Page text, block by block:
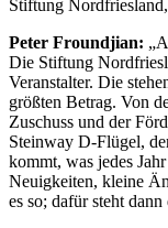
Stiftung
Peter Froundjian:
Die Stiftung
Veranstalter. Die
größten Betrag. Von
Zuschuss und der
Steinway D-Flügel,
kommt, was jedes
Neuigkeiten, kleine
es so; dafür steht